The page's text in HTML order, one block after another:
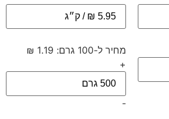
מחיר ל-100 גרם: 1.19 ₪
+
-